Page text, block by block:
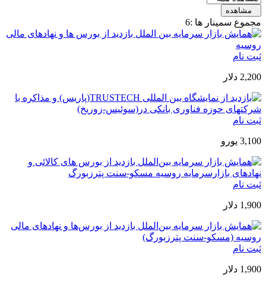
مشاهده
مجموع سمینار ها :6
ثبت نام
2,200 دلار
ثبت نام
3,100 یورو
ثبت نام
1,900 دلار
ثبت نام
1,900 دلار